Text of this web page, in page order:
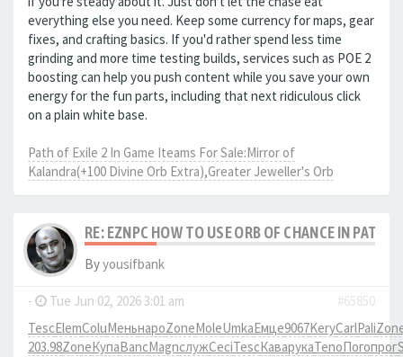
everything else you need. Keep some currency for maps, gear
fixes, and crafting basics. If you'd rather spend less time
grinding and more time testing builds, services such as POE 2
boosting can help you push content while you save your own
energy for the fun parts, including that next ridiculous click
on a plain white base.
Path of Exile 2 In Game Iteams For Sale:Mirror of
Kalandra(+100 Divine Orb Extra),Greater Jeweller's Orb
RE: EZNPC HOW TO USE ORB OF CHANCE IN PATH
Byyousifbank
- Tue Jun 02, 2026 3:01 am
#65850
TescElemColuМеньнароZoneMoleUmkaЕмце9067KeryCarlPali
203.98ZoneКупаBancMagnслужCeciTescКаварукаTenoПогопрог